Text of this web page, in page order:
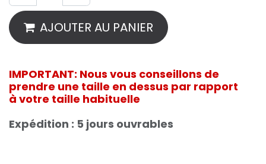
AJOUTER AU PANIER
IMPORTANT: Nous vous conseillons de
prendre une taille en dessus par rapport
à votre taille habituelle
Expédition : 5 jours ouvrables